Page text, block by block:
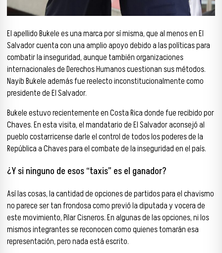
El apellido Bukele es una marca por sí misma, que al menos en El
Salvador cuenta con una amplio apoyo debido a las políticas para
combatir la inseguridad, aunque también organizaciones
internacionales de Derechos Humanos cuestionan sus métodos.
Nayib Bukele además fue reelecto inconstitucionalmente como
presidente de El Salvador.
Bukele estuvo recientemente en Costa Rica donde fue recibido por
Chaves. En esta visita, el mandatario de El Salvador aconsejó al
pueblo costarricense darle el control de todos los poderes de la
República a Chaves para el combate de la inseguridad en el país.
¿Y si ninguno de esos “taxis” es el ganador?
Así las cosas, la cantidad de opciones de partidos para el chavismo
no parece ser tan frondosa como previó la diputada y vocera de
este movimiento, Pilar Cisneros. En algunas de las opciones, ni los
mismos integrantes se reconocen como quienes tomarán esa
representación, pero nada está escrito.